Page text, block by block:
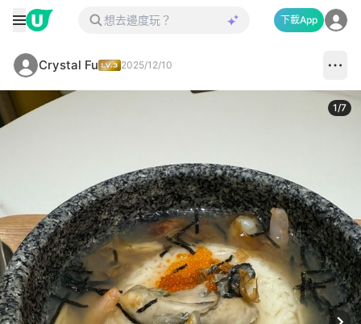
下載App
Crystal Fu 2025/12/10
1/7